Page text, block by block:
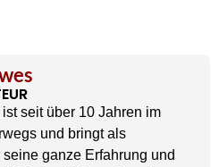
seit über 10 Jahren im
und bringt als
ganze Erfahrung und